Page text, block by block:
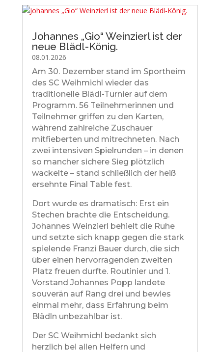
Johannes „Gio“ Weinzierl ist der
neue Blädl-König.
08.01.2026
Am 30. Dezember stand im Sportheim
des SC Weihmichl wieder das
traditionelle Blädl-Turnier auf dem
Programm. 56 Teilnehmerinnen und
Teilnehmer griffen zu den Karten,
während zahlreiche Zuschauer
mitfieberten und mitrechneten. Nach
zwei intensiven Spielrunden – in denen
so mancher sichere Sieg plötzlich
wackelte – stand schließlich der heiß
ersehnte Final Table fest.
Dort wurde es dramatisch: Erst ein
Stechen brachte die Entscheidung.
Johannes Weinzierl behielt die Ruhe
und setzte sich knapp gegen die stark
spielende Franzi Bauer durch, die sich
über einen hervorragenden zweiten
Platz freuen durfte. Routinier und 1.
Vorstand Johannes Popp landete
souverän auf Rang drei und bewies
einmal mehr, dass Erfahrung beim
Blädln unbezahlbar ist.
Der SC Weihmichl bedankt sich
herzlich bei allen Helfern und